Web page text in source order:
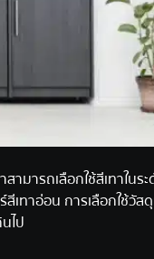
ามารถเลือกใช้สีเทาในร
เทาอ่อน การเลือกใช้วัส
ไป